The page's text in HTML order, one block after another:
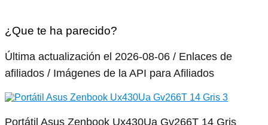
¿Que te ha parecido?
Última actualización el 2026-08-06 / Enlaces de
afiliados / Imágenes de la API para Afiliados
Portátil Asus Zenbook Ux430Ua Gv266T 14 Gris